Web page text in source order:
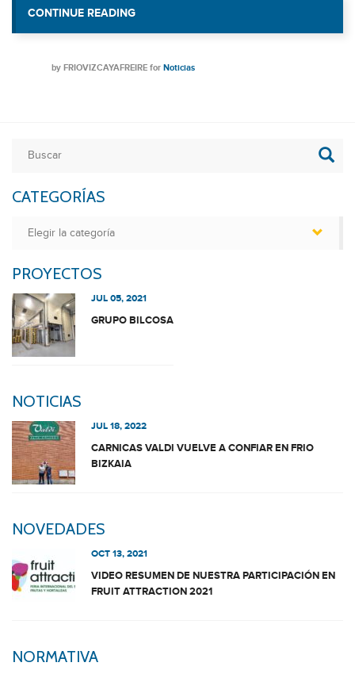
CONTINUE READING
by FRIOVIZCAYAFREIRE for Noticias
CATEGORÍAS
PROYECTOS
JUL 05, 2021
GRUPO BILCOSA
NOTICIAS
JUL 18, 2022
CARNICAS VALDI VUELVE A CONFIAR EN FRIO
BIZKAIA
NOVEDADES
OCT 13, 2021
VIDEO RESUMEN DE NUESTRA PARTICIPACIÓN EN
FRUIT ATTRACTION 2021
NORMATIVA